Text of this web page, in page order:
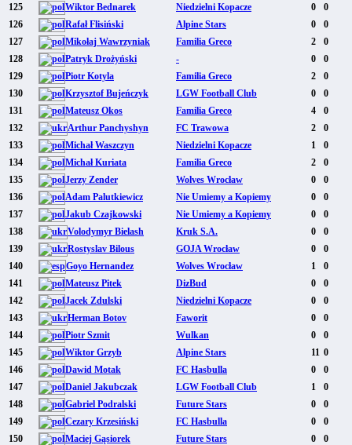
125
Wiktor Bednarek Niedzielni Kopacze 0
0
126
Rafał Flisiński Alpine Stars 0
0
127
Mikołaj Wawrzyniak Familia Greco 2
0
128
Patryk Drożyński - 0
0
129
Piotr Kotyla Familia Greco 2
0
130
Krzysztof Bujeńczyk LGW Football Club 0
0
131
Mateusz Okos Familia Greco 4
0
132
Arthur Panchyshyn FC Trawowa 2
0
133
Michał Waszczyn Niedzielni Kopacze 1
0
134
Michał Kuriata Familia Greco 2
0
135
Jerzy Zender Wolves Wrocław 0
0
136
Adam Palutkiewicz Nie Umiemy a Kopiemy 0
0
137
Jakub Czajkowski Nie Umiemy a Kopiemy 0
0
138
Volodymyr Bielash Kruk S.A. 0
0
139
Rostyslav Bilous GOJA Wrocław 0
0
140
Goyo Hernandez Wolves Wrocław 1
0
141
Mateusz Pitek DizBud 0
0
142
Jacek Zdulski Niedzielni Kopacze 0
0
143
Herman Botov Faworit 0
0
144
Piotr Szmit Wulkan 0
0
145
Wiktor Grzyb Alpine Stars 11 0
146
Dawid Motak FC Hasbulla 0
0
147
Daniel Jakubczak LGW Football Club 1
0
148
Gabriel Podralski Future Stars 0
0
149
Cezary Krzesiński FC Hasbulla 0
0
150
Maciej Gąsiorek Future Stars 0
0